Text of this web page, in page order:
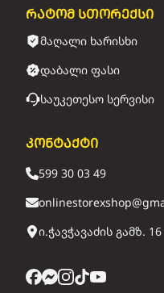
რატომ სთორექსი
მაღალი ხარისხი
დაბალი ფასი
საუკეთესო სერვისი
კონტაქტი
599 30 03 49
ი.ჭავჭავაძის გამზ. 16